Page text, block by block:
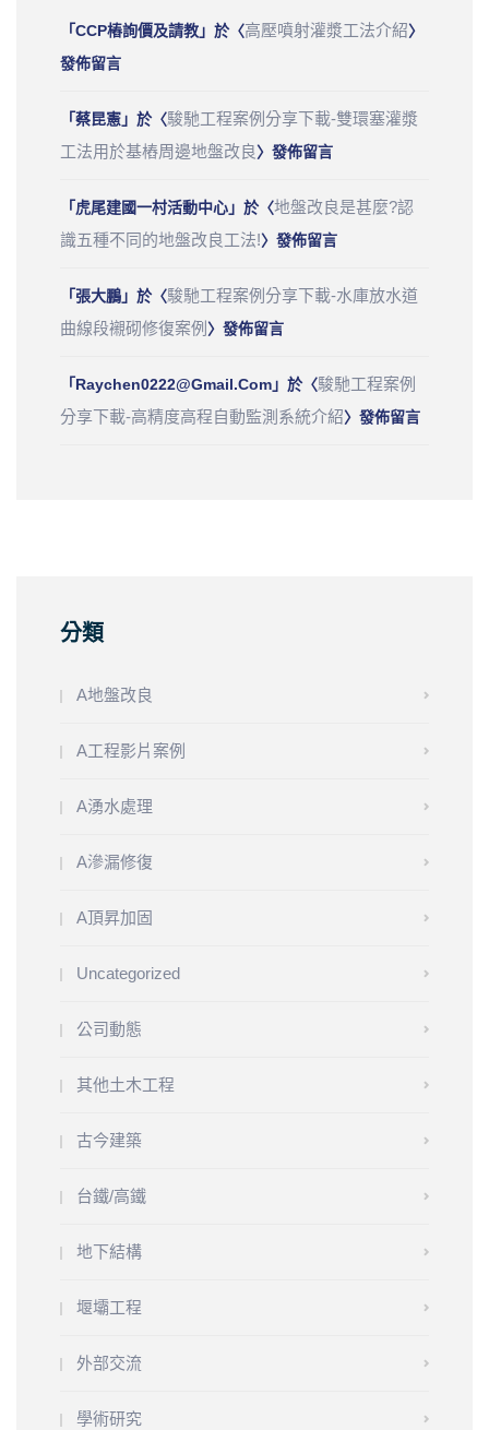
「CCP樁詢價及請教」於〈高壓噴射灌漿工法介紹〉
發佈留言
「蔡昆憲」於〈駿馳工程案例分享下載-雙環塞灌漿
工法用於基樁周邊地盤改良〉發佈留言
「 虎尾建國一村活動中心」於〈地盤改良是甚麼?認
識五種不同的地盤改良工法!〉發佈留言
「張大鵬」於〈駿馳工程案例分享下載-水庫放水道
曲線段襯砌修復案例 〉發佈留言
「 Raychen0222@gmail.com」於〈駿馳工程案例
分享下載-高精度高程自動監測系統介紹〉發佈留言
分類
A地盤改良
A工程影片案例
A湧水處理
A滲漏修復
A頂昇加固
Uncategorized
公司動態
其他土木工程
古今建築
台鐵/高鐵
地下結構
堰壩工程
外部交流
學術研究